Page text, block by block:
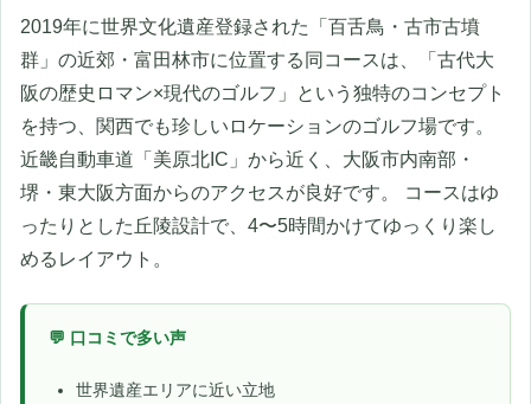
2019年に世界文化遺産登録された「百舌鳥・古市古墳
群」の近郊・富田林市に位置する同コースは、「古代大
阪の歴史ロマン×現代のゴルフ」という独特のコンセプト
を持つ、関西でも珍しいロケーションのゴルフ場です。
近畿自動車道「美原北IC」から近く、大阪市内南部・
堺・東大阪方面からのアクセスが良好です。 コースはゆ
ったりとした丘陵設計で、4〜5時間かけてゆっくり楽し
めるレイアウト。
💬 口コミで多い声
世界遺産エリアに近い立地